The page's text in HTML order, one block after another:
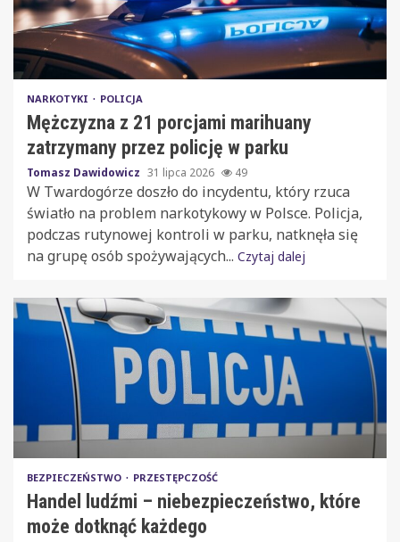
NARKOTYKI POLICJA
Mężczyzna z 21 porcjami marihuany
zatrzymany przez policję w parku
Tomasz Dawidowicz 31 lipca 2026 49
W Twardogórze doszło do incydentu, który rzuca
światło na problem narkotykowy w Polsce. Policja,
podczas rutynowej kontroli w parku, natknęła się
na grupę osób spożywających... Czytaj dalej
BEZPIECZEŃSTWO PRZESTĘPCZOŚĆ
Handel ludźmi – niebezpieczeństwo, które
może dotknąć każdego